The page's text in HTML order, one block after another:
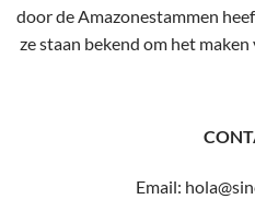
door de Amazonestammen
ze staan ​​bekend om het maken
Email: